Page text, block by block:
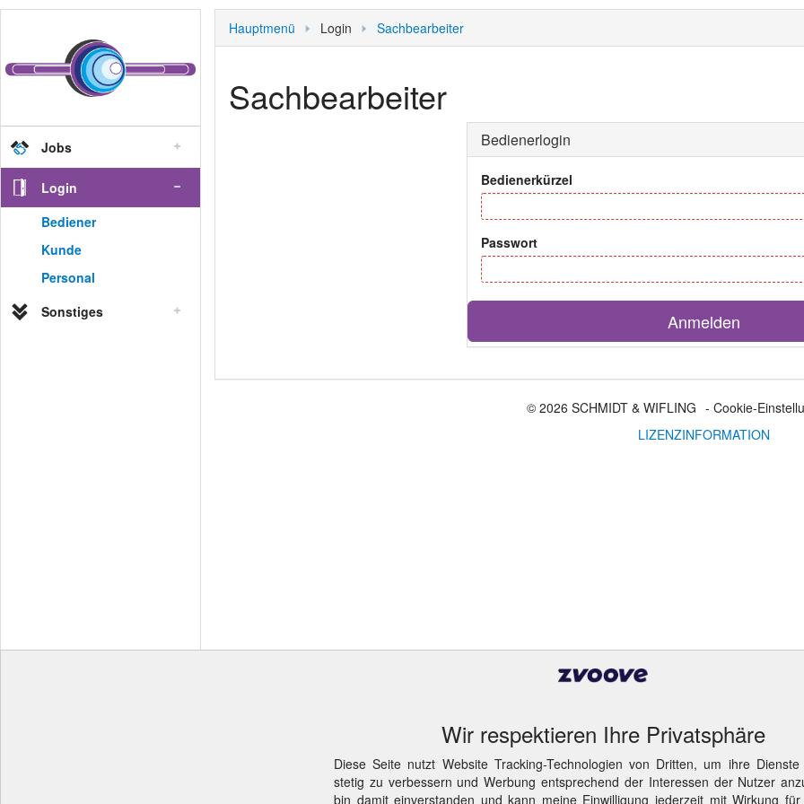
Jobs
Stellenangebote
Bewerbung
Login
Bediener
Kunde
Personal
Sonstiges
Hauptmenü Login Sachbearbeiter
Sachbearbeiter
Bedienerlogin
Bedienerkürzel
Passwort
Anmelden
© 2026 SCHMIDT & WIFLING - Cookie-
LIZENZINFORMATION
Wir respektieren Ihre Privatsphäre
Diese Seite nutzt Website Tracking-Technologien von Dritten, um ihre Dienste
stetig zu verbessern und Werbung entsprechend der Interessen der Nutzer
bin damit einverstanden und kann meine Einwilligung jederzeit mit Wirkung